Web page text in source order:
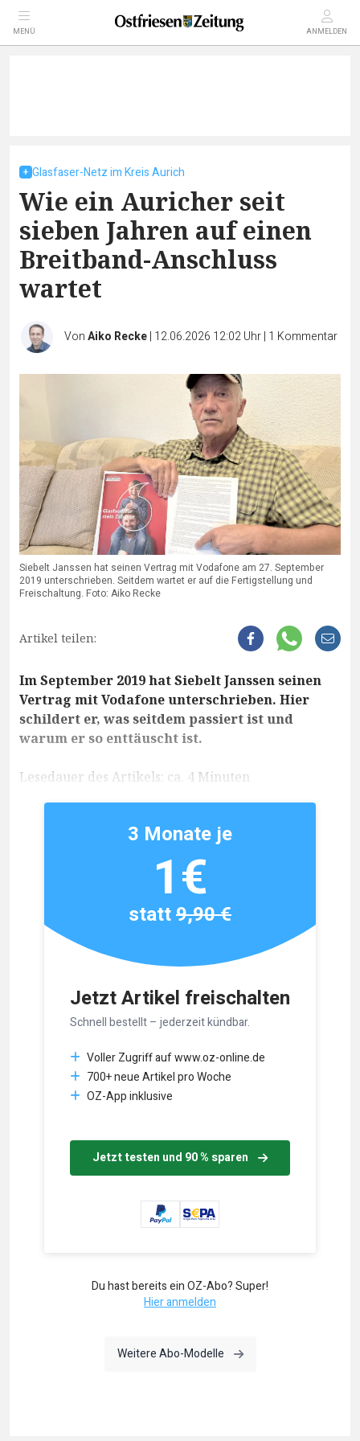
MENÜ ANMELDEN
Glasfaser-Netz im Kreis Aurich
Wie ein Auricher seit
sieben Jahren auf einen
Breitband-Anschluss
wartet
VonAiko Recke| 12.06.2026 12:02 Uhr| 1 Kommentar
Siebelt Janssen hat seinen Vertrag mit Vodafone am 27. September
2019 unterschrieben. Seitdem wartet er auf die Fertigstellung und
Freischaltung. Foto: Aiko Recke
Artikel teilen:
Im September 2019 hat Siebelt Janssen seinen
Vertrag mit Vodafone unterschrieben. Hier
schildert er, was seitdem passiert ist und
warum er so enttäuscht ist.
Lesedauer des Artikels: ca. 4 Minuten
Jetzt Artikel freischalten
Schnell bestellt – jederzeit kündbar.
Voller Zugriff auf www.oz-online.de
700+ neue Artikel pro Woche
OZ-App inklusive
Jetzt testen und 90 % sparen
3 Monate je
1€
statt9,90 €
Du hast bereits ein OZ-Abo? Super!
Hier anmelden
Weitere Abo-Modelle